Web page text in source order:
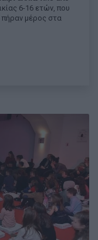
6-16 ετών, που
πήραν μέρος στα